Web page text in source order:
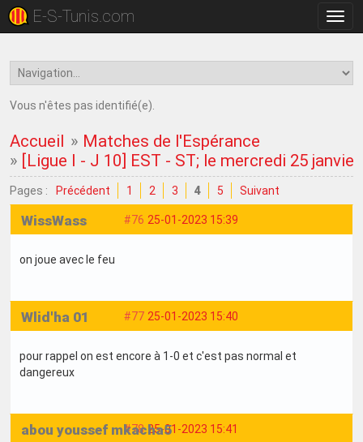
la
E-S-Tunis.com
Vous n'êtes pas identifié(e).
Accueil » Matches de l'Espérance
» [Ligue I - J 10] EST - ST; le mercredi 25
Pages : Précédent 1 2 3 4 5 Suivant
#76 25-01-2023 15:39
WissWass
on joue avec le feu
#77 25-01-2023 15:40
Wlid'ha 01
pour rappel on est encore à 1-0 et c'est pas normal et
dangereux
#78 25-01-2023 15:41
abou youssef mkacha5